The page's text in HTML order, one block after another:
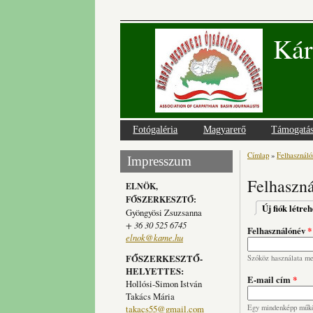
Fotógaléria Magyarerő Támogatás
Impresszum
ELNÖK,
FŐSZERKESZTŐ:
Gyöngyösi Zsuzsanna
+ 36 30 525 6745
elnok@kame.hu
FŐSZERKESZTŐ-
HELYETTES:
Hollósi-Simon István
Takács Mária
takacs55@gmail.com
Jelenlegi
Címlap »
Új fiók
Felhasználónév*
Szóköz használata
E-mail cím*
Egy mindenképp